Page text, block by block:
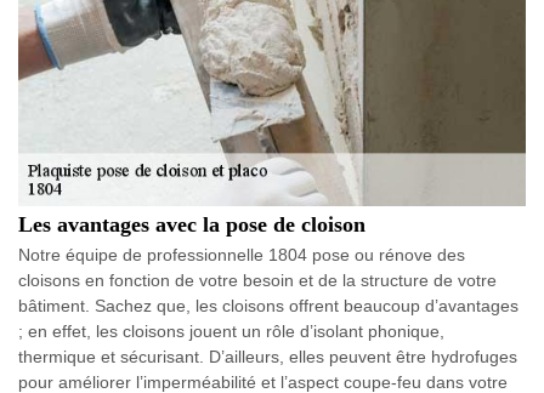
Les avantages avec la pose de cloison
Notre équipe de professionnelle 1804 pose ou rénove des
cloisons en fonction de votre besoin et de la structure de votre
bâtiment. Sachez que, les cloisons offrent beaucoup d’avantages
; en effet, les cloisons jouent un rôle d’isolant phonique,
thermique et sécurisant. D’ailleurs, elles peuvent être hydrofuges
pour améliorer l’imperméabilité et l’aspect coupe-feu dans votre